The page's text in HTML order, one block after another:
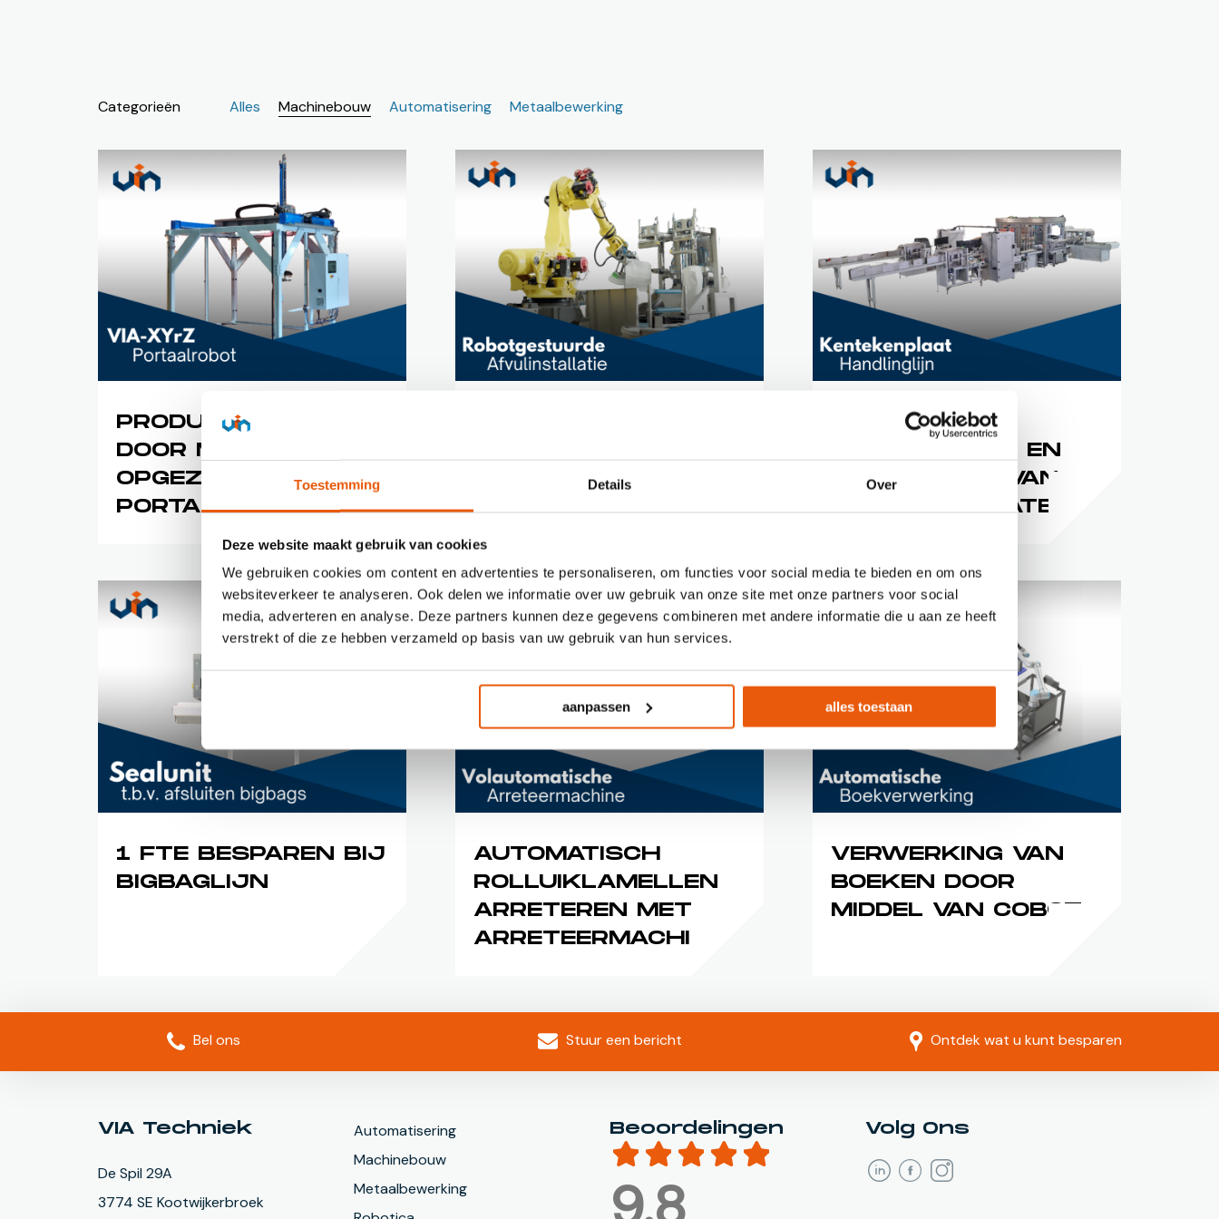
Toestemming Details Over
Deze website maakt gebruik van cookies
We gebruiken cookies om content en advertenties te personaliseren, om functies voor social media te bieden en om ons
websiteverkeer te analyseren. Ook delen we informatie over uw gebruik van onze site met onze partners voor social
media, adverteren en analyse. Deze partners kunnen deze gegevens combineren met andere informatie die u aan ze heeft
verstrekt of die ze hebben verzameld op basis van uw gebruik van hun services.
aanpassen alles toestaan
Categorieën Alles Machinebouw Automatisering Metaalbewerking
PRODUCTHANDLING
DOOR MODULAIR
OPGEZETTE
PORTAALROBOT
PALLETISEREN
AUTOMATISCH
ONTSTAPELEN EN
OPSTAPELEN VAN
KENTEKENPLATEN
1 FTE BESPAREN BIJ
BIGBAGLIJN
AUTOMATISCH
ROLLUIKLAMELLEN
ARRETEREN MET
ARRETEERMACHINE
VERWERKING VAN
BOEKEN DOOR
MIDDEL VAN COBOT
Bel ons Stuur een bericht Ontdek wat u kunt besparen
VIA Techniek
De Spil 29A
3774 SE Kootwijkerbroek
Automatisering
Machinebouw
Metaalbewerking
Beoordelingen Volg Ons